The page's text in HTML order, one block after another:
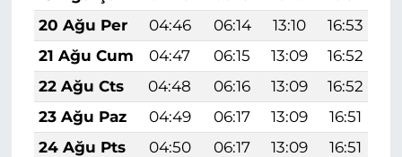
20 Ağu Per
04:46 06:14 13:10 16:53
21 Ağu Cum
04:47 06:15 13:09 16:52
22 Ağu Cts
04:48 06:16 13:09 16:52
23 Ağu Paz
04:49 06:17 13:09 16:51
24 Ağu Pts
04:50 06:17 13:09 16:51